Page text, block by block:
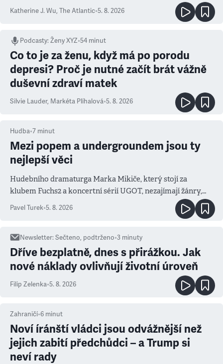
Katherine J. Wu, The Atlantic•5. 8. 2026
Podcasty:Ženy XYZ•54 minut
Co to je za ženu, když má po porodu
depresi? Proč je nutné začít brát vážně
duševní zdraví matek
Silvie Lauder, Markéta Plíhalová•5. 8. 2026
Hudba•7 minut
Mezi popem a undergroundem jsou ty
nejlepší věci
Hudebního dramaturga Marka Mikiče, který stojí za
klubem Fuchs2 a koncertní sérií UGOT, nezajímají žánry,
ale atmosféra
Pavel Turek•5. 8. 2026
Newsletter:Sečteno, podtrženo•3 minuty
Dříve bezplatně, dnes s přirážkou. Jak
nové náklady ovlivňují životní úroveň
Filip Zelenka•5. 8. 2026
Zahraničí•6 minut
Noví íránští vládci jsou odvážnější než
jejich zabití předchůdci – a Trump si
neví rady